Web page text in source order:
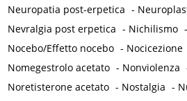
Neuropatia post-erpetica -
Nevralgia post erpetica - Nichilismo -
Nocebo/Effetto nocebo - Nocicezione
Nomegestrolo acetato - Nonviolenza
Noretisterone acetato - Nostalgia -